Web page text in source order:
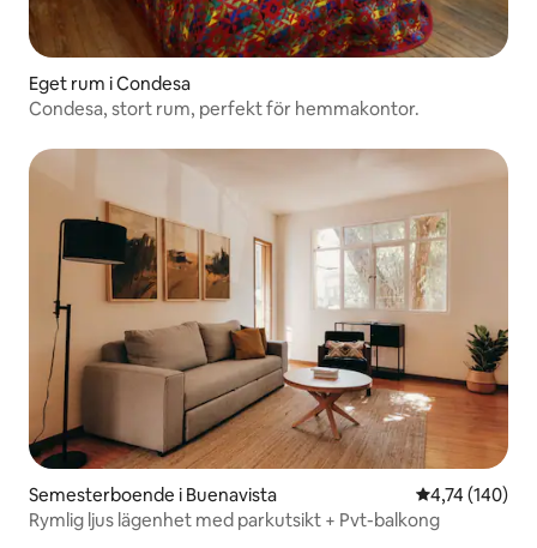
Eget rum i Condesa
Condesa, stort rum, perfekt för hemmakontor.
Semesterboende i Buenavista 4,74 av 5 i
4,74 (140)
Rymlig ljus lägenhet med parkutsikt + Pvt-balkong